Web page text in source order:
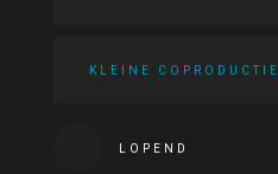
KLEINE COPRODUCTIE
LOPEND